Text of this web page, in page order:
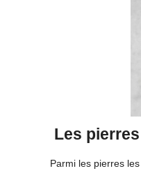
Les
Parmi les pierres